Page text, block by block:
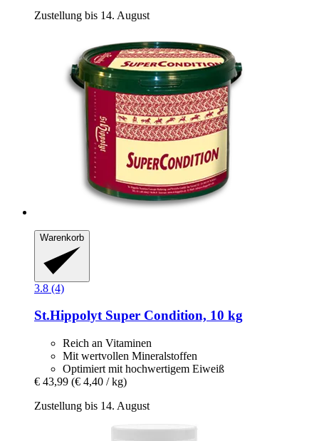
Zustellung bis 14. August
Warenkorb
3.8 (4)
St.HippolytSuper Condition, 10 kg
Reich an Vitaminen
Mit wertvollen Mineralstoffen
Optimiert mit hochwertigem Eiweiß
€ 43,99 (€ 4,40 / kg)
Zustellung bis 14. August